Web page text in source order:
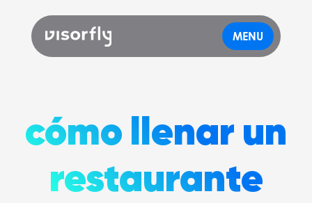
MENU
cómo llenar un
restaurante